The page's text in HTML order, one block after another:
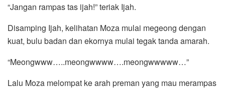
“Jangan rampas tas ijah!” teriak Ijah.
Disamping Ijah, kelihatan Moza mulai megeong dengan
kuat, bulu badan dan ekornya mulai tegak tanda amarah.
“Meongwww…..meongwwww….meongwwwww…”
Lalu Moza melompat ke arah preman yang mau merampas